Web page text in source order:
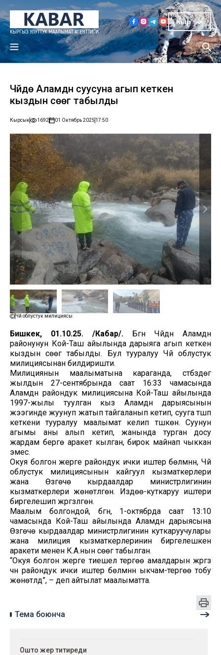
Кыр
Чүйдө Аламүдүн суусуна агып кеткен
кыздын сөөгү табылды
Кырсык 1692 01 Октябрь 2025 17:50
Чүй облустук милициясы
Бишкек, 01.10.25. /Кабар/. Бүгүн Чүйдүн Аламүдүн
районунун Кой-Таш айылында дарыяга агып кеткен
кыздын сөөгү табылды. Бул тууралуу Чүй облустук
милициясынан билдиришти.
Милициянын маалыматына караганда, үстүбүздөгү
жылдын 27-сентябрында саат 16:33 чамасында
Аламүдүн райондук милициясына Кой-Таш айылында
1997-жылы туулган кыз Аламүдүн дарыясынын
жээгинде жуунуп жатып тайгаланып кетип, сууга түшүп
кеткени тууралуу маалымат келип түшкөн. Суунун
агымы аны алып кетип, жанында турган досу
жардам берүүгө аракет кылган, бирок майнап чыккан
эмес.
Окуя болгон жерге райондук ички иштер бөлүмүнүн, Чүй
облустук милициясынын кайгуул кызматкерлери
жана Өзгөчө кырдаалдар министрлигинин
кызматкерлери жөнөтүлгөн. Издөө-куткаруу иштери
биргелешип жүргүзүлгөн.
Маалым болгондой, бүгүн, 1-октябрда саат 13:10
чамасында Кой-Таш айылында Аламүдүн дарыясына
Өзгөчө кырдаалдар министрлигинин куткаруучулары
жана милиция кызматкерлеринин биргелешкен
аракети менен К.А.нын сөөгү табылган.
“Окуя болгон жерге тиешелүү тергөө амалдарын жүргүзүү
үчүн райондук ички иштер бөлүмүнүн ыкчам-тергөө тобу
жөнөтүлдү”, – деп айтылат маалыматта.
Тема боюнча
Ошто жер титиреди